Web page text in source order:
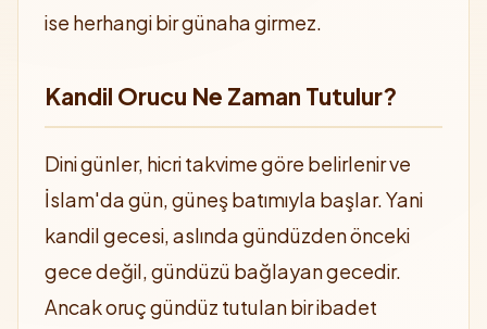
ise herhangi bir günaha girmez.
Kandil Orucu Ne Zaman Tutulur?
Dini günler, hicri takvime göre belirlenir ve
İslam'da gün, güneş batımıyla başlar. Yani
kandil gecesi, aslında gündüzden önceki
gece değil, gündüzü bağlayan gecedir.
Ancak oruç gündüz tutulan bir ibadet